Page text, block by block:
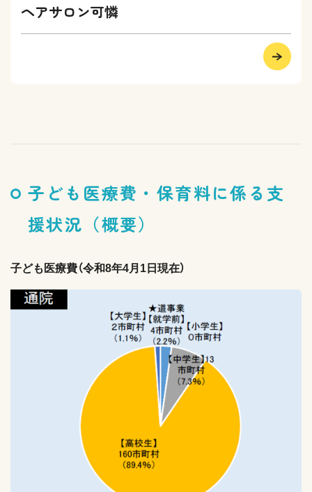
ヘアサロン可憐
子ども医療費・保育料に係る支
援状況（概要）
子ども医療費（令和8年4月1日現在）